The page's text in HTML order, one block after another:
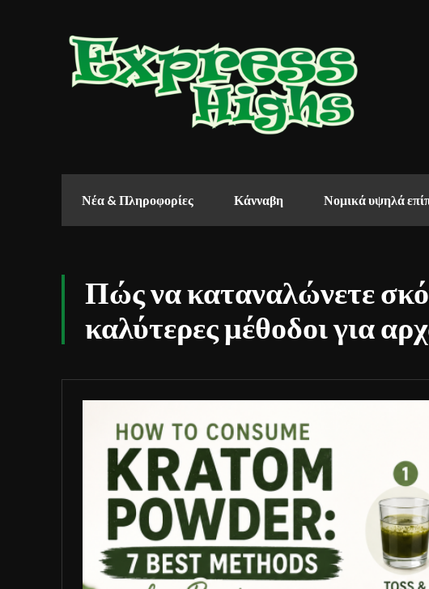
Νέα & Πληροφορίες Κάνναβη Νομικά υψηλά
Πώς να καταναλώνετε
καλύτερες μέθοδοι για